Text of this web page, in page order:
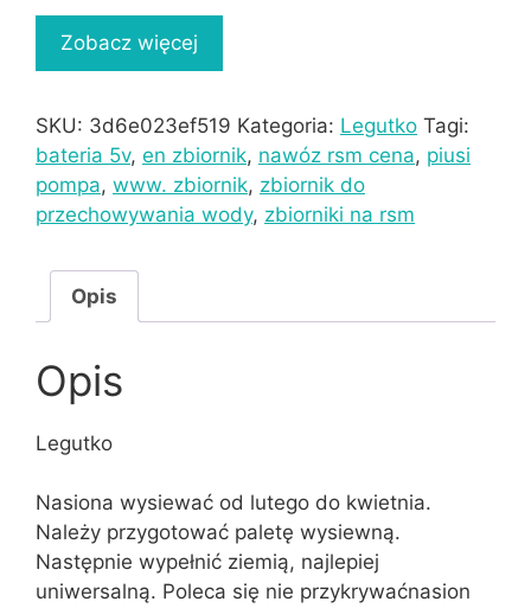
Zobacz więcej
SKU: 3d6e023ef519 Kategoria: Legutko Tagi:
bateria 5v, en zbiornik, nawóz rsm cena, piusi
pompa, www. zbiornik, zbiornik do
przechowywania wody, zbiorniki na rsm
Opis
Opis
Legutko
Nasiona wysiewać od lutego do kwietnia.
Należy przygotować paletę wysiewną.
Następnie wypełnić ziemią, najlepiej
uniwersalną. Poleca się nie przykrywaćnasion